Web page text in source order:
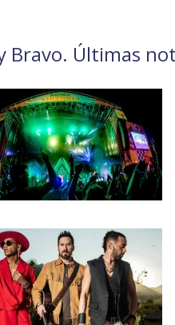
Bravo. Últimas